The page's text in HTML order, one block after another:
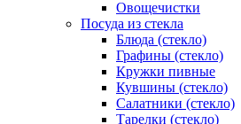
Овощечистки
Посуда из стекла
Блюда (стекло)
Графины (стекло)
Кружки пивные
Кувшины (стекло)
Салатники (стекло)
Тарелки (стекло)